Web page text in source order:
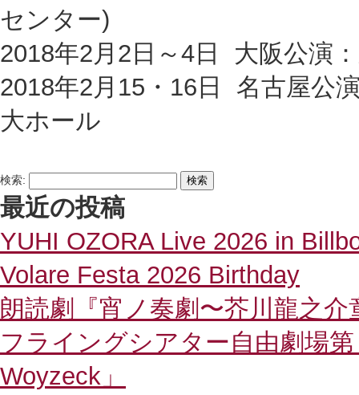
センター)
2018年2月2日～4日 大阪公演
2018年2月15・16日 名古屋公
大ホール
検索:
最近の投稿
YUHI OZORA Live 2026 in
Volare Festa 2026 Birthday
朗読劇『宵ノ奏劇〜芥川龍之介
フライングシアター自由劇場
Woyzeck」